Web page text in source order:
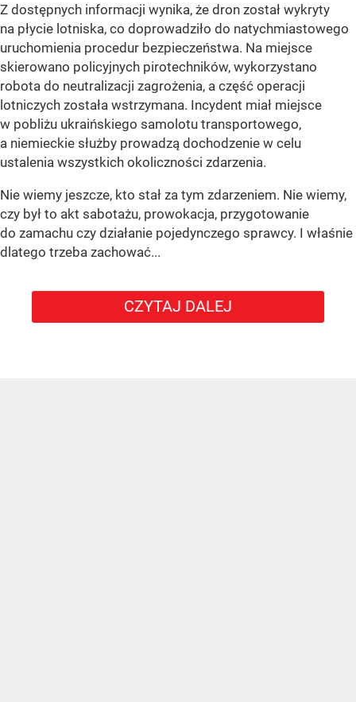
Z dostępnych informacji wynika, że dron został wykryty
na płycie lotniska, co doprowadziło do natychmiastowego
uruchomienia procedur bezpieczeństwa. Na miejsce
skierowano policyjnych pirotechników, wykorzystano
robota do neutralizacji zagrożenia, a część operacji
lotniczych została wstrzymana. Incydent miał miejsce
w pobliżu ukraińskiego samolotu transportowego,
a niemieckie służby prowadzą dochodzenie w celu
ustalenia wszystkich okoliczności zdarzenia.
Nie wiemy jeszcze, kto stał za tym zdarzeniem. Nie wiemy,
czy był to akt sabotażu, prowokacja, przygotowanie
do zamachu czy działanie pojedynczego sprawcy. I właśnie
dlatego trzeba zachować...
CZYTAJ DALEJ